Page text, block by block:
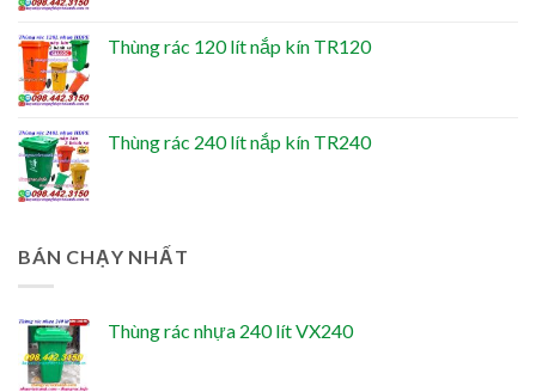
Thùng rác 120 lít nắp kín TR120
Thùng rác 240 lít nắp kín TR240
BÁN CHẠY NHẤT
Thùng rác nhựa 240 lít VX240